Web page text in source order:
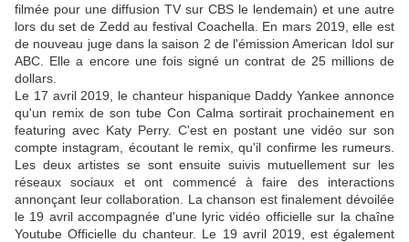
filmée pour une diffusion TV sur CBS le lendemain) et une autre
lors du set de Zedd au festival Coachella. En mars 2019, elle est
de nouveau juge dans la saison 2 de l'émission American Idol sur
ABC. Elle a encore une fois signé un contrat de 25 millions de
dollars.
Le 17 avril 2019, le chanteur hispanique Daddy Yankee annonce
qu'un remix de son tube Con Calma sortirait prochainement en
featuring avec Katy Perry. C'est en postant une vidéo sur son
compte instagram, écoutant le remix, qu'il confirme les rumeurs.
Les deux artistes se sont ensuite suivis mutuellement sur les
réseaux sociaux et ont commencé à faire des interactions
annonçant leur collaboration. La chanson est finalement dévoilée
le 19 avril accompagnée d'une lyric vidéo officielle sur la chaîne
Youtube Officielle du chanteur. Le 19 avril 2019, est également